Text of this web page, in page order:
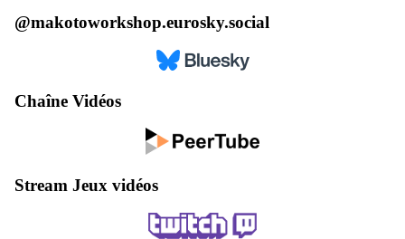
@makotoworkshop.eurosky.social
Chaîne Vidéos
Stream Jeux vidéos